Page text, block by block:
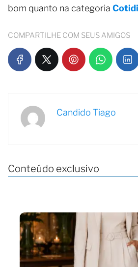
bom quanto na categoria
COMPARTILHE COM SEUS AMIGOS
Candido Tiago
Conteúdo exclusivo